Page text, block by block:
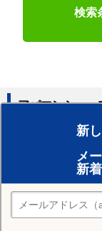
検索
新
メ
新
アパマンショッ
賃貸のプロがお部屋
おまかせ物件リク
住みたい街の店舗を
店舗検索